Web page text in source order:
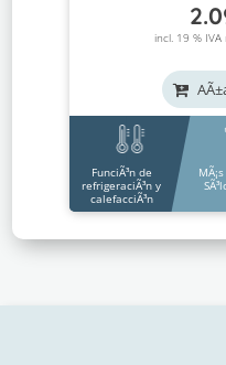
incl. 19 % IVA
FunciÃ³n de
refrigeraciÃ³n y
calefacciÃ³n